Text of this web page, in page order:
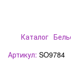
Каталог
Артикул: SO9784